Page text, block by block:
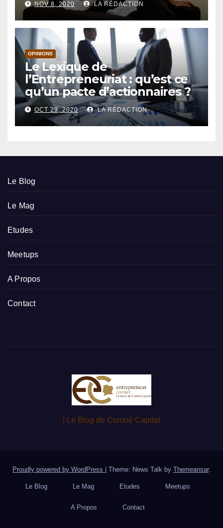
NOV 8, 2020 LA RÉDACTION
OPINIONS
Le Lexique de
l’Entrepreneuriat : qu’est ce
qu’un pacte d’actionnaires ?
OCT 29, 2020 LA RÉDACTION
Le Blog
Le Mag
Etudes
Meetups
A Propos
Contact
| Le Blog de Comoé Capital
Proudly powered by WordPress Theme: News Talk by Themeansar.
Le Blog Le Mag Etudes Meetups
A Propos Contact